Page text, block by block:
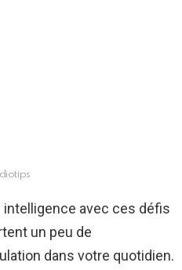
avec ces défis
un peu de
dans votre quotidien.